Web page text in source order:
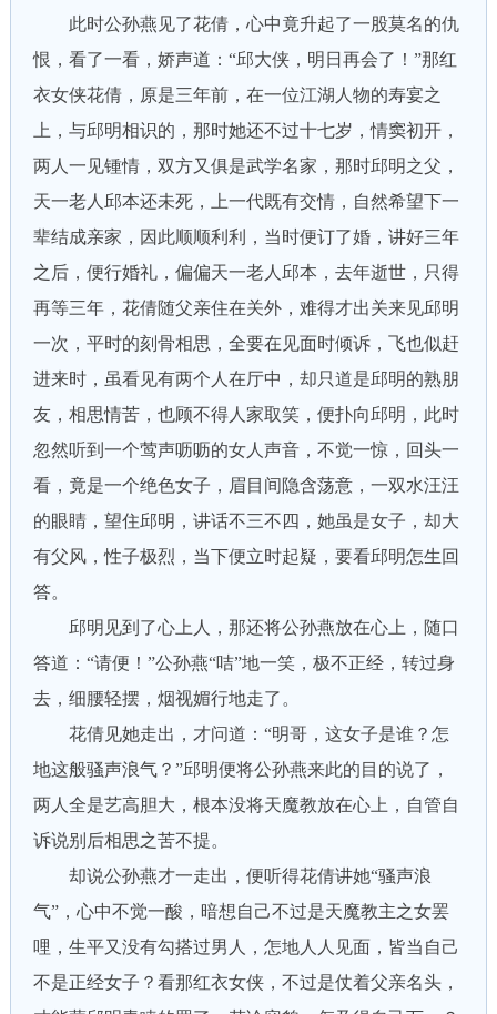
此时公孙燕见了花倩，心中竟升起了一股莫名的仇
恨，看了一看，娇声道：“邱大侠，明日再会了！”那红
衣女侠花倩，原是三年前，在一位江湖人物的寿宴之
上，与邱明相识的，那时她还不过十七岁，情窦初开，
两人一见锺情，双方又俱是武学名家，那时邱明之父，
天一老人邱本还未死，上一代既有交情，自然希望下一
辈结成亲家，因此顺顺利利，当时便订了婚，讲好三年
之后，便行婚礼，偏偏天一老人邱本，去年逝世，只得
再等三年，花倩随父亲住在关外，难得才出关来见邱明
一次，平时的刻骨相思，全要在见面时倾诉，飞也似赶
进来时，虽看见有两个人在厅中，却只道是邱明的熟朋
友，相思情苦，也顾不得人家取笑，便扑向邱明，此时
忽然听到一个莺声呖呖的女人声音，不觉一惊，回头一
看，竟是一个绝色女子，眉目间隐含荡意，一双水汪汪
的眼睛，望住邱明，讲话不三不四，她虽是女子，却大
有父风，性子极烈，当下便立时起疑，要看邱明怎生回
答。
邱明见到了心上人，那还将公孙燕放在心上，随口
答道：“请便！”公孙燕“咭”地一笑，极不正经，转过身
去，细腰轻摆，烟视媚行地走了。
花倩见她走出，才问道：“明哥，这女子是谁？怎
地这般骚声浪气？”邱明便将公孙燕来此的目的说了，
两人全是艺高胆大，根本没将天魔教放在心上，自管自
诉说别后相思之苦不提。
却说公孙燕才一走出，便听得花倩讲她“骚声浪
气”，心中不觉一酸，暗想自己不过是天魔教主之女罢
哩，生平又没有勾搭过男人，怎地人人见面，皆当自己
不是正经女子？看那红衣女侠，不过是仗着父亲名头，